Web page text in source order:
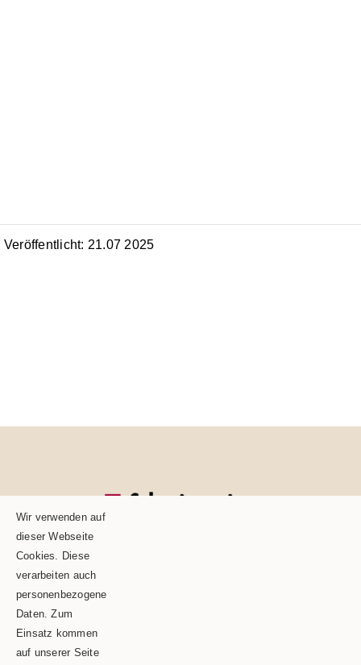
Veröffentlicht: 21.07 2025
Wir verwenden auf
dieser Webseite
Cookies. Diese
verarbeiten auch
personenbezogene
Daten. Zum
Einsatz kommen
auf unserer Seite